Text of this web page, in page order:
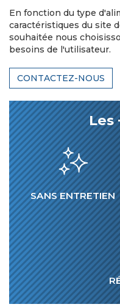
En fonction du type
caractéristiques du site
souhaitée nous
besoins de l'utilisateur.
CONTACTEZ-NOUS
Les
SANS ENTRETIEN